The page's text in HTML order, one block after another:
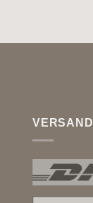
VERSAND